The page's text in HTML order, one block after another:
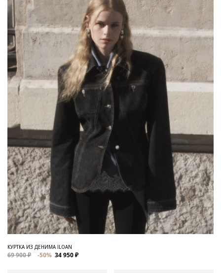
КУРТКА ИЗ ДЕНИМА ILOAN
69 900 ₽ -50% 34 950 ₽